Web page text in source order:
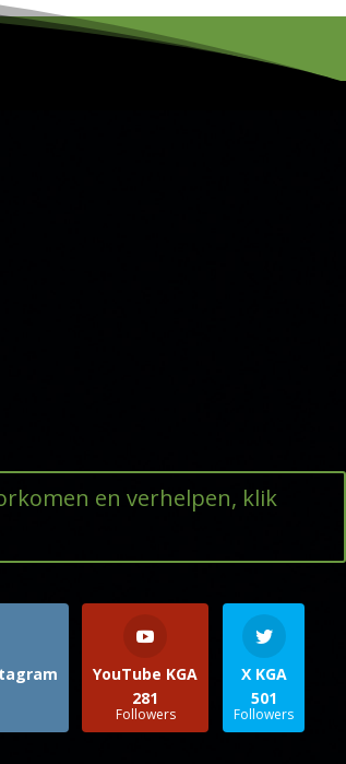
en verhelpen, klik
YouTube KGA
281
Followers
X KGA
501
Followers